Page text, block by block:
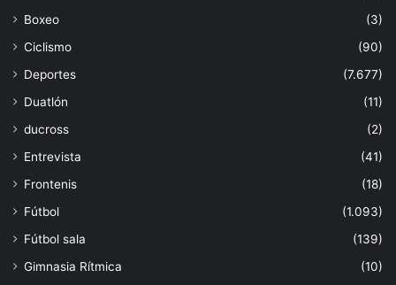
Boxeo
(3)
Ciclismo
(90)
Deportes
(7.677)
Duatlón
(11)
ducross
(2)
Entrevista
(41)
Frontenis
(18)
Fútbol
(1.093)
Fútbol sala
(139)
Gimnasia Rítmica
(10)